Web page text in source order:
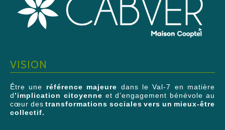
VISION
Être une référence majeure dans le Val-7 en matière
d’implication citoyenne et d’engagement bénévole au
cœur des transformations sociales vers un mieux-être
collectif.